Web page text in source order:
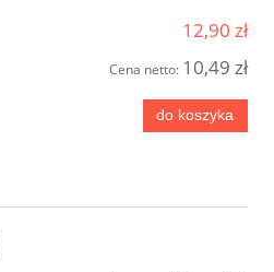
12,90 zł
Cena netto: 10,49 zł
do koszyka